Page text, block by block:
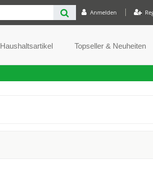
Anmelden
Haushaltsartikel Topseller & Neuheiten